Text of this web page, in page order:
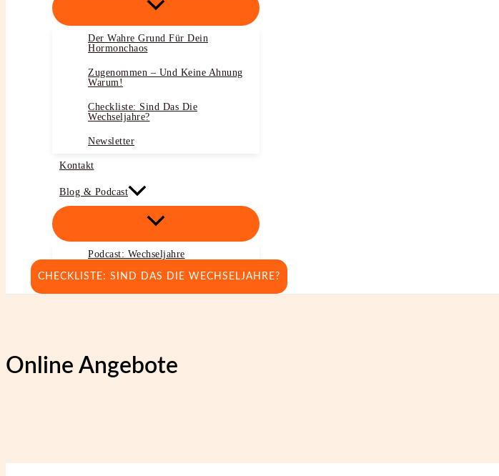
Der Wahre Grund Für Dein
Hormonchaos
Zugenommen – Und Keine Ahnung
Warum!
Checkliste: Sind Das Die
Wechseljahre?
Newsletter
Kontakt
Blog & Podcast
Podcast: Wechseljahre
CHECKLISTE: SIND DAS DIE WECHSELJAHRE?
Online Angebote